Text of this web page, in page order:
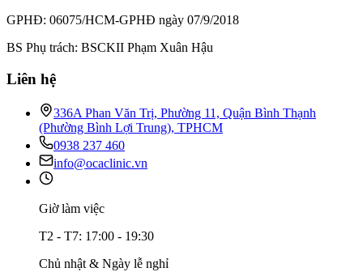
GPHĐ: 06075/HCM-GPHĐ ngày 07/9/2018
BS Phụ trách: BSCKII Phạm Xuân Hậu
Liên hệ
336A Phan Văn Trị, Phường 11, Quận Bình Thạnh
(Phường Bình Lợi Trung), TPHCM
0938 237 460
info@ocaclinic.vn
Giờ làm việc
T2 - T7: 17:00 - 19:30
Chủ nhật & Ngày lễ nghỉ